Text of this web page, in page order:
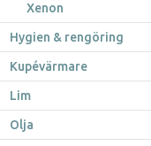
Xenon
Hygien & rengöring
Kupévärmare
Lim
Olja